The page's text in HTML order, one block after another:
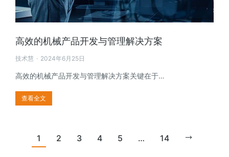
高效的机械产品开发与管理解决方案
技术慧 2024年6月25日
高效的机械产品开发与管理解决方案关键在于…
查看全文
1 2 3 4 5 … 14